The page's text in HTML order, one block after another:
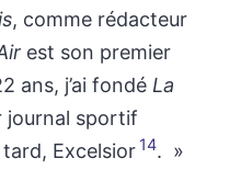
, comme rédacteur
est son premier
ans, j’ai fondé La
journal sportif
Excelsior 14. »